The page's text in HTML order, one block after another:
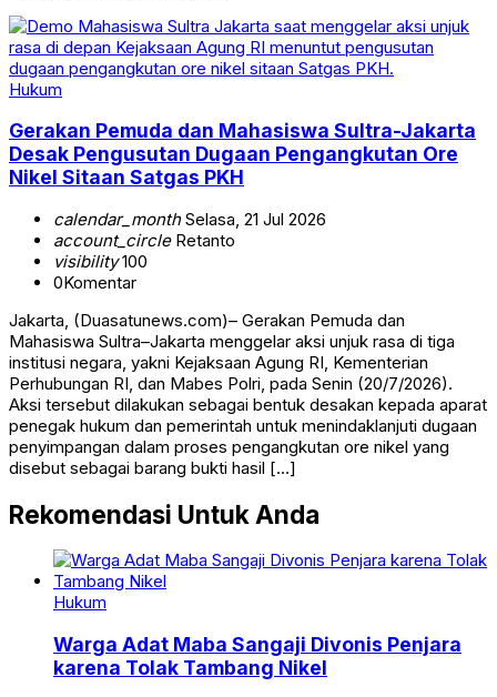
Hukum
Gerakan Pemuda dan Mahasiswa Sultra-Jakarta
Desak Pengusutan Dugaan Pengangkutan Ore
Nikel Sitaan Satgas PKH
calendar_monthSelasa, 21 Jul 2026
account_circleRetanto
visibility100
0Komentar
Jakarta, (Duasatunews.com)– Gerakan Pemuda dan
Mahasiswa Sultra–Jakarta menggelar aksi unjuk rasa di tiga
institusi negara, yakni Kejaksaan Agung RI, Kementerian
Perhubungan RI, dan Mabes Polri, pada Senin (20/7/2026).
Aksi tersebut dilakukan sebagai bentuk desakan kepada aparat
penegak hukum dan pemerintah untuk menindaklanjuti dugaan
penyimpangan dalam proses pengangkutan ore nikel yang
disebut sebagai barang bukti hasil […]
Rekomendasi Untuk Anda
Hukum
Warga Adat Maba Sangaji Divonis Penjara
karena Tolak Tambang Nikel